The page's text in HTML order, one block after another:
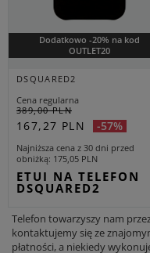
Dodatkowo -20% na kod
OUTLET20
DSQUARED2
Cena regularna
389,00 PLN
167,27 PLN -57%
Najniższa cena z 30 dni przed
obniżką 175,05 PLN
ETUI NA TELEFON
DSQUARED2
Telefon towarzyszy nam
kontaktujemy się ze
płatności, a niekiedy